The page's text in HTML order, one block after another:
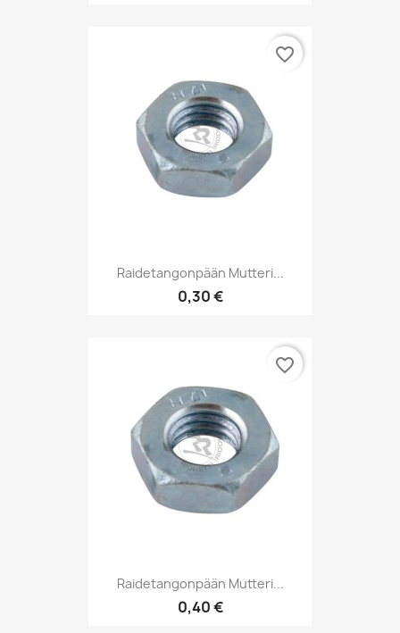
Raidetangonpään Mutteri...
0,30 €
favorite_border
Raidetangonpään Mutteri...
0,40 €
favorite_border